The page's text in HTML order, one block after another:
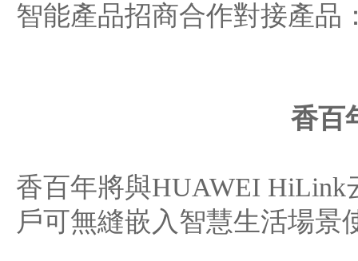
智能產品招商合作對接產品
香百
香百年將與HUAWEI
戶可無縫嵌入智慧生活場景